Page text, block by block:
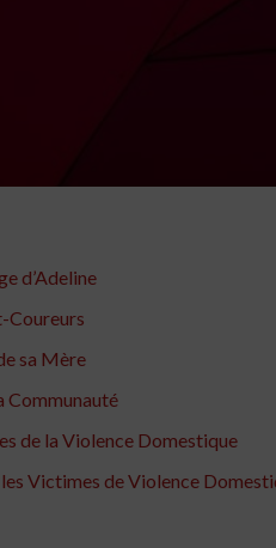
d’Adeline
Coureurs
sa Mère
Communauté
de la Violence Domestique
Victimes de Violence